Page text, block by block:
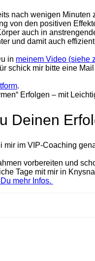
nach wenigen
von den positiven
auch in
und damit auch
in meinem Video (siehe
schick mir bitte eine
.
Erfolgen – mit
Deinen
im VIP-Coaching
vorbereiten und
Tage mit mir in
mehr Infos.